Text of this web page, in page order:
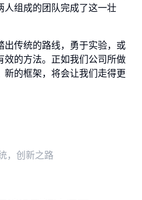
人组成的团队完成了这一壮
出传统的路线，勇于实验，或
效的方法。正如我们公司所做
新的框架，将会让我们走得更
，创新之路